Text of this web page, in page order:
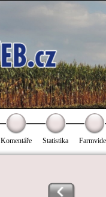
Komentáře Statistika